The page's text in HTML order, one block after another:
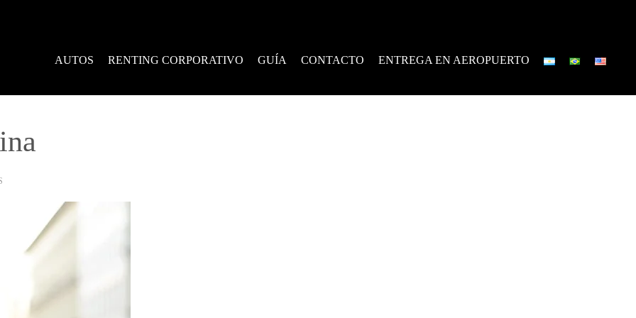
AUTOS RENTING CORPORATIVO GUÍA CONTACTO ENTREGA EN AEROPUERTO